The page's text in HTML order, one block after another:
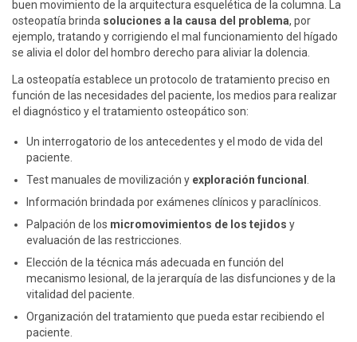
buen movimiento de la arquitectura esquelética de la columna. La
osteopatía brinda soluciones a la causa del problema, por
ejemplo, tratando y corrigiendo el mal funcionamiento del hígado
se alivia el dolor del hombro derecho para aliviar la dolencia.
La osteopatía establece un protocolo de tratamiento preciso en
función de las necesidades del paciente, los medios para realizar
el diagnóstico y el tratamiento osteopático son:
Un interrogatorio de los antecedentes y el modo de vida del
paciente.
Test manuales de movilización y exploración funcional
Información brindada por exámenes clínicos y paraclínicos.
Palpación de los micromovimientos de los tejidos y
evaluación de las restricciones.
Elección de la técnica más adecuada en función del
mecanismo lesional, de la jerarquía de las disfunciones y de la
vitalidad del paciente.
Organización del tratamiento que pueda estar recibiendo el
paciente.